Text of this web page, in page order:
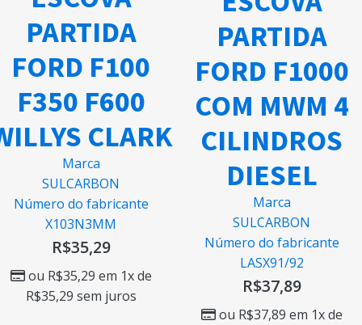
PARTIDA
FORD F100
F350 F600
CLARK
Marca
SULCARBON
Número do fabricante
X103N3MM
R$35,29
ou R$35,29 em 1x de
R$35,29 sem juros
PARTIDA
FORD F1000
COM MWM 4
CILINDROS
DIESEL
Marca
SULCARBON
Número do fabricante
LASX91/92
R$37,89
ou R$37,89 em 1x de